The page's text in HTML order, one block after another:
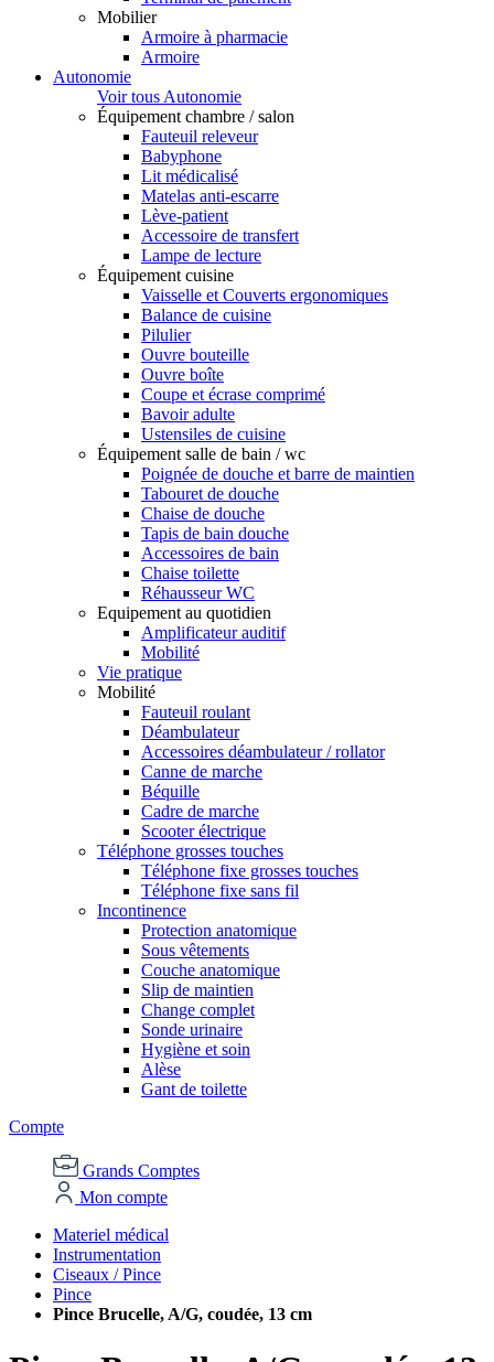
Mobilier
Armoire à pharmacie
Armoire
Autonomie
Voir tous Autonomie
Équipement chambre / salon
Fauteuil releveur
Babyphone
Lit médicalisé
Matelas anti-escarre
Lève-patient
Accessoire de transfert
Lampe de lecture
Équipement cuisine
Vaisselle et Couverts ergonomiques
Balance de cuisine
Pilulier
Ouvre bouteille
Ouvre boîte
Coupe et écrase comprimé
Bavoir adulte
Ustensiles de cuisine
Équipement salle de bain / wc
Poignée de douche et barre de maintien
Tabouret de douche
Chaise de douche
Tapis de bain douche
Accessoires de bain
Chaise toilette
Réhausseur WC
Equipement au quotidien
Amplificateur auditif
Mobilité
Vie pratique
Mobilité
Fauteuil roulant
Déambulateur
Accessoires déambulateur / rollator
Canne de marche
Béquille
Cadre de marche
Scooter électrique
Téléphone grosses touches
Téléphone fixe grosses touches
Téléphone fixe sans fil
Incontinence
Protection anatomique
Sous vêtements
Couche anatomique
Slip de maintien
Change complet
Sonde urinaire
Hygiène et soin
Alèse
Gant de toilette
Compte
Grands Comptes
Mon compte
Materiel médical
Instrumentation
Ciseaux / Pince
Pince
Pince Brucelle, A/G, coudée, 13 cm